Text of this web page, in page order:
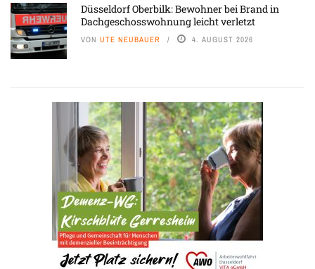
Düsseldorf Oberbilk: Bewohner bei Brand in
Dachgeschosswohnung leicht verletzt
VON UTE NEUBAUER 4. AUGUST 2026